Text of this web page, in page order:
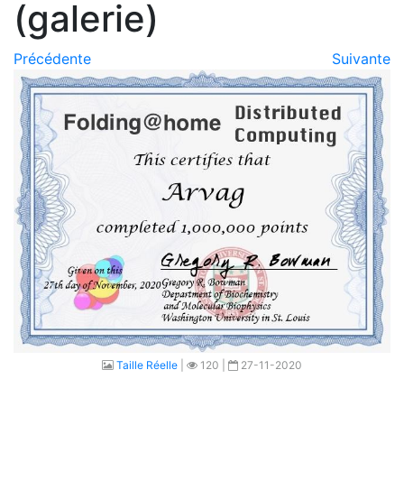
(galerie)
Précédente Suivante
Taille Réelle 120 | 27-11-2020